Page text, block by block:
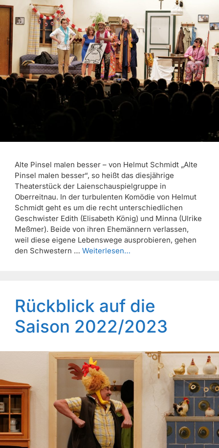
Alte Pinsel malen besser – von Helmut Schmidt „Alte
Pinsel malen besser“, so heißt das diesjährige
Theaterstück der Laienschauspielgruppe in
Oberreitnau. In der turbulenten Komödie von Helmut
Schmidt geht es um die recht unterschiedlichen
Geschwister Edith (Elisabeth König) und Minna (Ulrike
Meßmer). Beide von ihren Ehemännern verlassen,
weil diese eigene Lebenswege ausprobieren, gehen
den Schwestern … Weiterlesen…
Rückblick auf die
Saison 2022/2023